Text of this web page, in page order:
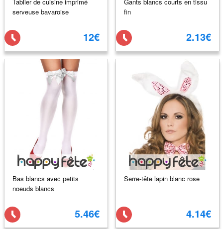
serveuse bavaroise
12€
fin
2.13€
Bas blancs avec petits
noeuds blancs
5.46€
Serre-tête lapin blanc rose
4.14€